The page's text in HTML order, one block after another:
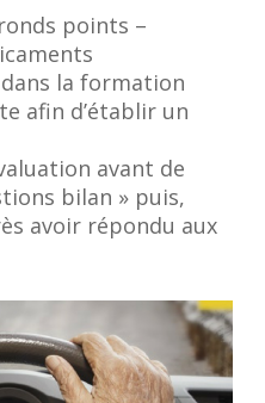
points –
la formation
afin d’établir un
avant de
bilan » puis,
avoir répondu aux